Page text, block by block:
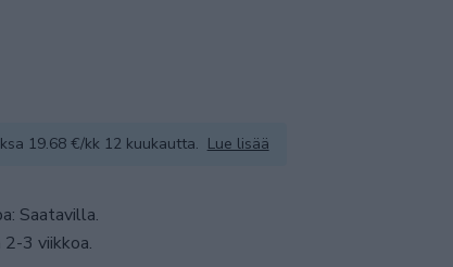
19.68 €/kk 12 kuukautta. Lue lisää
Saatavilla.
3 viikkoa.